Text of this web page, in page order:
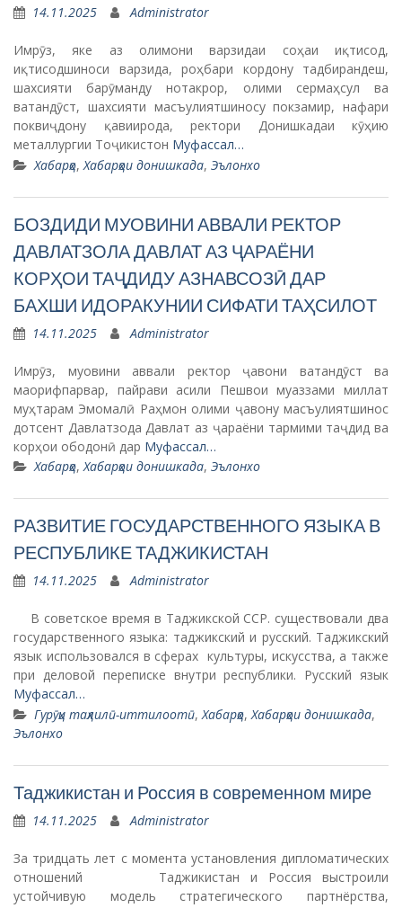
14.11.2025 Administrator
Имрӯз, яке аз олимони варзидаи соҳаи иқтисод,
иқтисодшиноси варзида, роҳбари кордону тадбирандеш,
шахсияти барӯманду нотакрор, олими сермаҳсул ва
ватандӯст, шахсияти масъулиятшиносу покзамир, нафари
поквиҷдону қавиирода, ректори Донишкадаи кӯҳию
металлургии Тоҷикистон Муфассал…
Хабарҳо, Хабарҳои донишкада, Эълонхо
БОЗДИДИ МУОВИНИ АВВАЛИ РЕКТОР
ДАВЛАТЗОЛА ДАВЛАТ АЗ ҶАРАЁНИ
КОРҲОИ ТАҶДИДУ АЗНАВСОЗӢ ДАР
БАХШИ ИДОРАКУНИИ СИФАТИ ТАҲСИЛОТ
14.11.2025 Administrator
Имрӯз, муовини аввали ректор ҷавони ватандӯст ва
маорифпарвар, пайрави асили Пешвои муаззами миллат
муҳтарам Эмомалӣ Раҳмон олими ҷавону масъулиятшинос
дотсент Давлатзода Давлат аз ҷараёни тармими таҷдид ва
корҳои ободонӣ дар Муфассал…
Хабарҳо,Хабарҳои донишкада, Эълонхо
РАЗВИТИЕ ГОСУДАРСТВЕННОГО ЯЗЫКА В
РЕСПУБЛИКЕ ТАДЖИКИСТАН
14.11.2025 Administrator
В советское время в Таджикской ССР. существовали два
государственного языка: таджикский и русский. Таджикский
язык использовался в сферах культуры, искусства, а также
при деловой переписке внутри республики. Русский язык
Муфассал…
Гурӯҳи таҳлилӣ-иттилоотӣ, Хабарҳо, Хабарҳои донишкада,
Эълонхо
Таджикистан и Россия в современном мире
14.11.2025 Administrator
За тридцать лет с момента установления дипломатических
отношений Таджикистан и Россия выстроили
устойчивую модель стратегического партнёрства,